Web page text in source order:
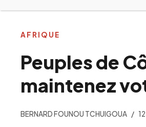
Peuples de
maintenez
BERNARD FOUNOU TCHUIGOUA
AFRIQUE